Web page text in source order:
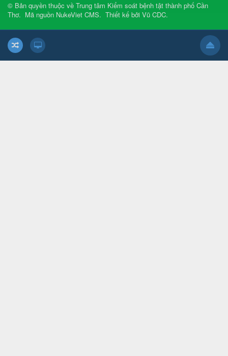
© Bản quyền thuộc về Trung tâm Kiểm soát bệnh tật thành phố Cần
Thơ. Mã nguồn NukeViet CMS. Thiết kế bởi Vũ CDC.